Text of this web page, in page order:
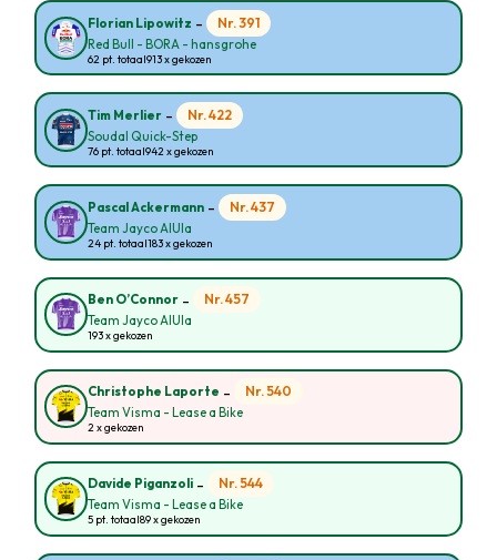
Florian Lipowitz - Nr. 391
Red Bull - BORA - hansgrohe
62 pt. totaal913 x gekozen
Tim Merlier - Nr. 422
Soudal Quick-Step
76 pt. totaal942 x gekozen
Pascal Ackermann - Nr. 437
Team Jayco AlUla
24 pt. totaal183 x gekozen
Ben O’Connor - Nr. 457
Team Jayco AlUla
193 x gekozen
Christophe Laporte - Nr. 540
Team Visma - Lease a Bike
2 x gekozen
Davide Piganzoli - Nr. 544
Team Visma - Lease a Bike
5 pt. totaal89 x gekozen